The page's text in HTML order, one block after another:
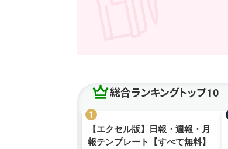
総合ランキングトップ10
【エクセル版】日報・週報・月
報テンプレート【すべて無料】